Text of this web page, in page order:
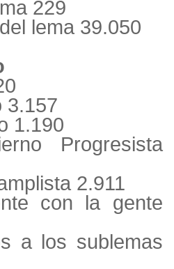
229
lema 39.050
3.157
1.190
Progresista
2.911
con la gente
a los sublemas